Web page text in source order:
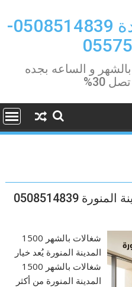
عاملات بالشهر جدة 0508514839-
و الساعه بجده
30%
شغالات بالشهر 1500
المدينة المنورة يُعد خيار
شغالات بالشهر 1500
المدينة المنورة من أكثر